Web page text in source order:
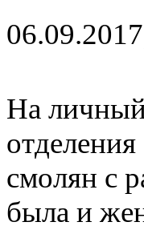
На
смолян с
была и